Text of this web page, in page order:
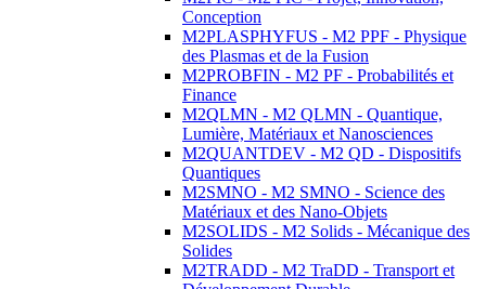
Conception
M2PLASPHYFUS - M2 PPF - Physique
des Plasmas et de la Fusion
M2PROBFIN - M2 PF - Probabilités et
Finance
M2QLMN - M2 QLMN - Quantique,
Lumière, Matériaux et Nanosciences
M2QUANTDEV - M2 QD - Dispositifs
Quantiques
M2SMNO - M2 SMNO - Science des
Matériaux et des Nano-Objets
M2SOLIDS - M2 Solids - Mécanique des
Solides
M2TRADD - M2 TraDD - Transport et